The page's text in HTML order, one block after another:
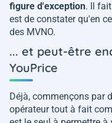
figure d'exception. Il
est de constater qu'en
des MVNO.
... et peut-être
YouPrice
Déjà, commençons par
opérateur tout à fait